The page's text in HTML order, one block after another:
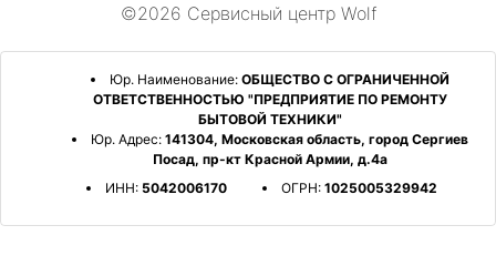
©2026 Сервисный центр Wolf
Юр. Наименование: ОБЩЕСТВО С ОГРАНИЧЕННОЙ
ОТВЕТСТВЕННОСТЬЮ "ПРЕДПРИЯТИЕ ПО РЕМОНТУ
БЫТОВОЙ ТЕХНИКИ"
Юр. Адрес: 141304, Московская область, город Сергиев
Посад, пр-кт Красной Армии, д.4а
ИНН:5042006170 ОГРН:1025005329942